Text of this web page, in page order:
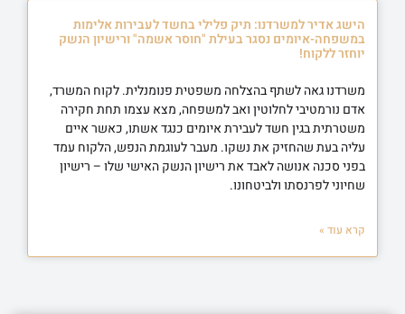
הישג אדיר למשרדנו: תיק פלילי בחשד לעבירות אלימות
במשפחה-איומים נסגר בעילת "חוסר אשמה" ורישיון הנשק
יוחזר ללקוח!
משרדנו גאה לשתף בהצלחה משפטית פנומנלית. לקוח המשרד,
אדם נורמטיבי לחלוטין ואב למשפחה, מצא עצמו תחת חקירה
משטרתית בגין חשד לעבירת איומים כנגד אשתו, כאשר איים
עליה בעת שהחזיק את נשקו. מעבר לעוגמת הנפש, הלקוח עמד
בפני סכנה אנושה לאבד את רישיון הנשק האישי שלו – רישיון
שחיוני לפרנסתו ולביטחונו.
קרא עוד »